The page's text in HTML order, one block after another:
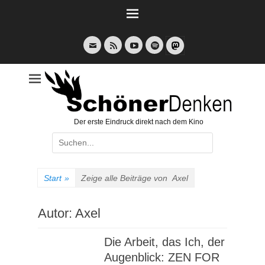
E-
Mail
Feed YouTubeSpotify
Der erste Eindruck direkt nach dem Kino
Suche
nach:
Start » Zeige alle Beiträge von Axel
Autor: Axel
Die Arbeit, das Ich, der
Augenblick: ZEN FOR